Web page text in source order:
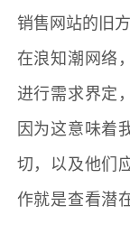
销售网站的旧
在浪知潮网络
进行需求界定
因为这意味着
切，以及他们
作就是查看潜